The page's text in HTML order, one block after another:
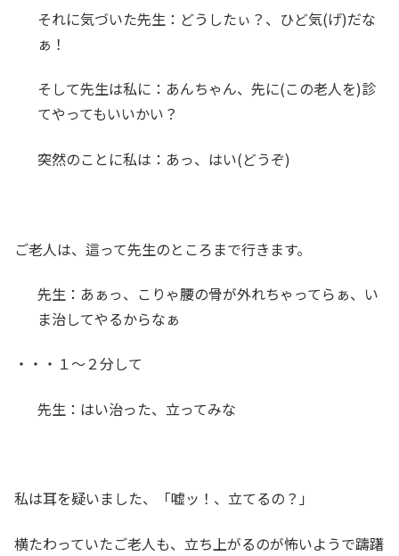
それに気づいた先生：どうしたぃ？、ひど気(げ)だな
ぁ！
そして先生は私に：あんちゃん、先に(この老人を)診
てやってもいいかい？
突然のことに私は：あっ、はい(どうぞ)
ご老人は、這って先生のところまで行きます。
先生：あぁっ、こりゃ腰の骨が外れちゃってらぁ、い
ま治してやるからなぁ
・・・１～２分して
先生：はい治った、立ってみな
私は耳を疑いました、「嘘ッ！、立てるの？」
横たわっていたご老人も、立ち上がるのが怖いようで躊躇